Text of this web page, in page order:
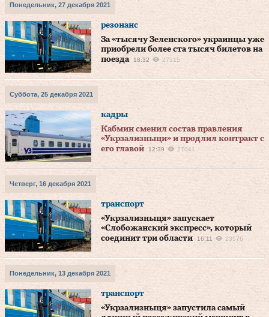
Понедельник, 27 декабря 2021
резонанс
За «тысячу Зеленского» украинцы уже
приобрели более ста тысяч билетов на
поезда
18:32 27515
Суббота, 25 декабря 2021
кадры
Кабмин сменил состав правления
«Укрзализныци» и продлил контракт с
его главой
12:39 27041
Четверг, 16 декабря 2021
транспорт
«Укрзализныця» запускает
«Слобожанский экспресс», который
соединит три области
16:11 23576
Понедельник, 13 декабря 2021
транспорт
«Укрзализныця» запустила самый